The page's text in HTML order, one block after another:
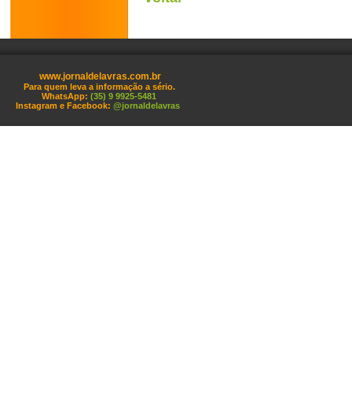
www.jornaldelavras.com.br
Para quem leva a informação a sério.
WhatsApp: (35) 9 9925-5481
Instagram e Facebook: @jornaldelavras